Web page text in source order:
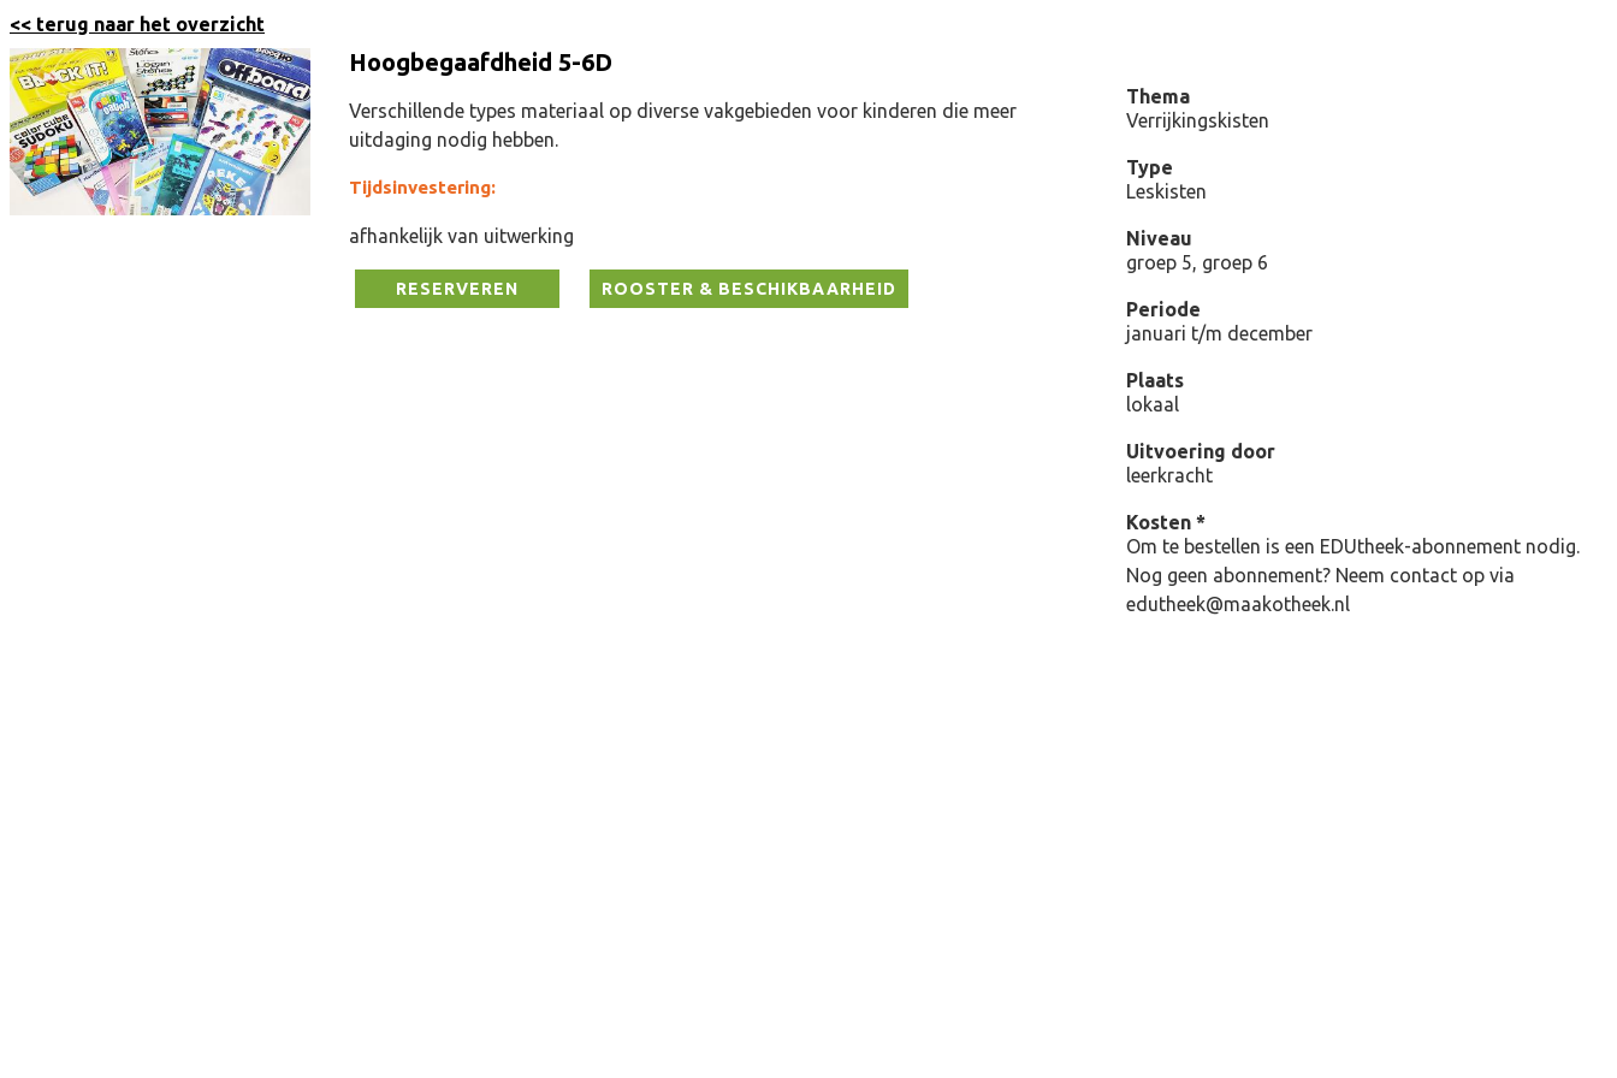
<< terug naar het overzicht
Hoogbegaafdheid 5-6D
Verschillende types materiaal op diverse vakgebieden voor kinderen die meer
uitdaging nodig hebben.
Tijdsinvestering:
afhankelijk van uitwerking
RESERVEREN ROOSTER & BESCHIKBAARHEID
Thema
Verrijkingskisten
Type
Leskisten
Niveau
groep 5, groep 6
Periode
januari t/m december
Plaats
lokaal
Uitvoering door
leerkracht
Kosten *
Om te bestellen is een EDUtheek-abonnement nodig.
Nog geen abonnement? Neem contact op via
edutheek@maakotheek.nl